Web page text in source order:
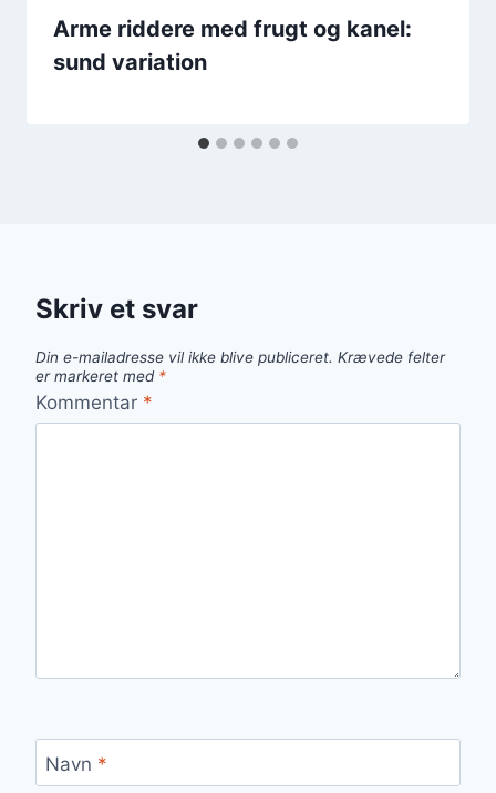
Arme riddere med frugt og kanel:
sund variation
Skriv et svar
Din e-mailadresse vil ikke blive publiceret. Krævede felter
er markeret med *
Kommentar *
Navn *